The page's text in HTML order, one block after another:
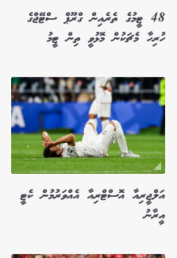
48 ޓީމުގެ ތެރެއިން ގްރޫޕް ސްޓޭޖްގެ
ހުރިހާ މެޗަކުން މޮޅުވީ ތިން ޓީމު
އަލްޖީރިއާ އޮސްޓްރިއާ އެއްވަރުމުން ކެޓީ
އީރާނު